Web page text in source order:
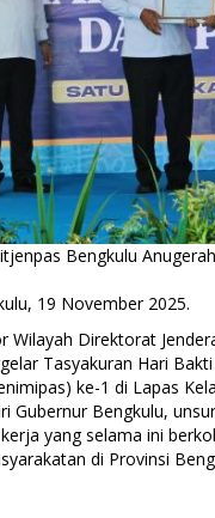
Bengkulu
19 November 2025.
Wilayah Direktorat
Tasyakuran Hari
ke-1 di Lapas
Gubernur Bengkulu,
yang selama ini
di Provinsi